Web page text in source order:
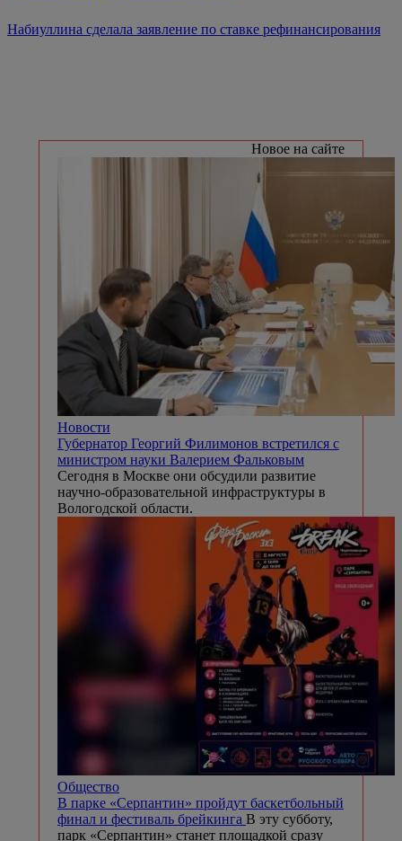
Набиуллина сделала заявление по ставке рефинансирования
Новое на сайте
Новости
Губернатор Георгий Филимонов встретился с
министром науки Валерием Фальковым
Сегодня в Москве они обсудили развитие
научно-образовательной инфраструктуры в
Вологодской области.
Общество
В парке «Серпантин» пройдут баскетбольный
финал и фестиваль брейкинга В эту субботу,
парк «Серпантин» станет площадкой сразу